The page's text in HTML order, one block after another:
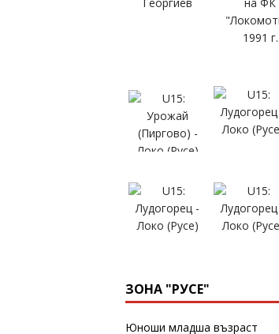
ЗОНА "РУСЕ"
Юноши младша възраст